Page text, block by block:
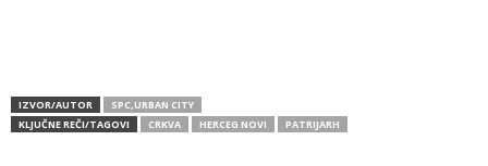
IZVOR/AUTOR
SPC,URBAN CITY
KLJUČNE REČI/TAGOVI
CRKVA HERCEG NOVI PATRIJARH